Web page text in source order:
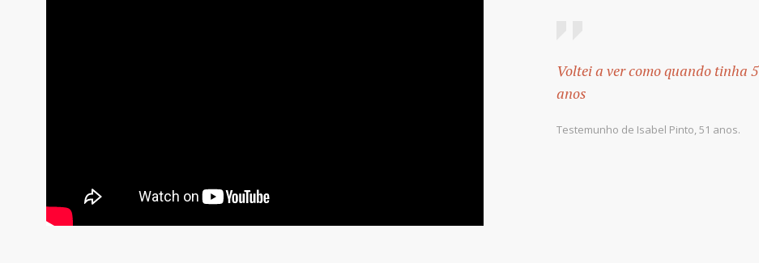
Voltei a ver como quando tinha 5
anos
Testemunho de Isabel Pinto, 51 anos.